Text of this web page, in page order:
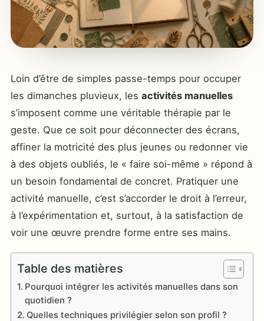
Loin d’être de simples passe-temps pour occuper
les dimanches pluvieux, les activités manuelles
s’imposent comme une véritable thérapie par le
geste. Que ce soit pour déconnecter des écrans,
affiner la motricité des plus jeunes ou redonner vie
à des objets oubliés, le « faire soi-même » répond à
un besoin fondamental de concret. Pratiquer une
activité manuelle, c’est s’accorder le droit à l’erreur,
à l’expérimentation et, surtout, à la satisfaction de
voir une œuvre prendre forme entre ses mains.
Table des matières
Pourquoi intégrer les activités manuelles dans son
quotidien ?
Quelles techniques privilégier selon son profil ?